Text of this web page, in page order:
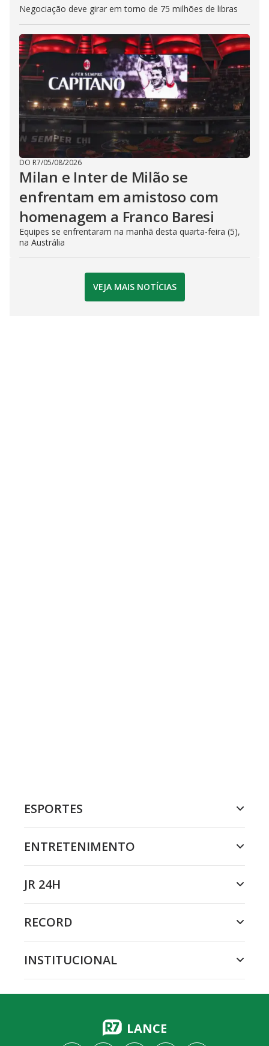
Negociação deve girar em torno de 75 milhões de libras
DO R7/05/08/2026
Milan e Inter de Milão se
enfrentam em amistoso com
homenagem a Franco Baresi
Equipes se enfrentaram na manhã desta quarta-feira (5),
na Austrália
VEJA MAIS NOTÍCIAS
ESPORTES
ENTRETENIMENTO
JR 24H
RECORD
INSTITUCIONAL
LANCE